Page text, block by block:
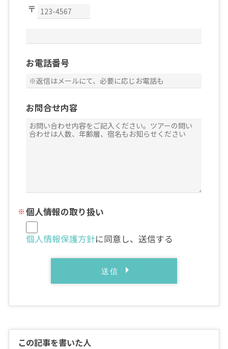
お電話番号
お問合せ内容
個人情報の取り扱い
個人情報保護方針に同意し、送信する
この記事を書いた人